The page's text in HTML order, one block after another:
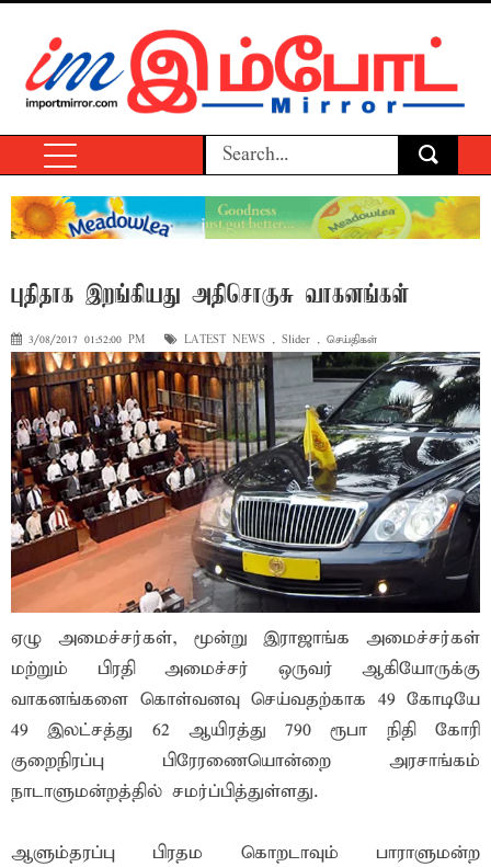
புதிதாக இறங்கியது அதிசொகுசு வாகனங்கள்
3/08/2017 01:52:00 PM LATEST NEWS , Slider , செய்திகள்
ஏழு அமைச்சர்கள், மூன்று இராஜாங்க அமைச்சர்கள்
மற்றும் பிரதி அமைச்சர் ஒருவர் ஆகியோருக்கு
வாகனங்களை கொள்வனவு செய்வதற்காக 49 கோடியே
49 இலட்சத்து 62 ஆயிரத்து 790 ரூபா நிதி கோரி
குறைநிரப்பு பிரேரணையொன்றை அரசாங்கம்
நாடாளுமன்றத்தில் சமர்ப்பித்துள்ளது.
ஆளும்தரப்பு பிரதம கொறடாவும் பாராளுமன்ற